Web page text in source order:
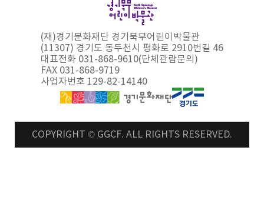
(재)경기문화재단 경기북부어린이박물관
(11307) 경기도 동두천시 평화로 2910번길 46
대표전화 031-868-9610(단체관람문의)
FAX 031-868-9719
사업자번호 129-82-14140
COPYRIGHT © GGCF. ALL RIGHTS RESERVED.